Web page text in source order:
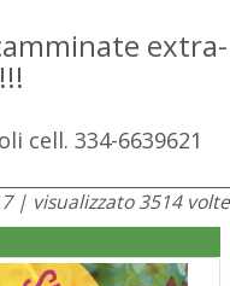
extra-
cell. 334-6639621
| visualizzato 3514 volte